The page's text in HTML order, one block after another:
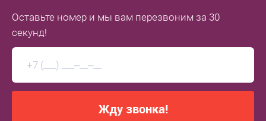
Оставьте номер и мы вам перезвоним за 30
секунд!
Жду звонка!